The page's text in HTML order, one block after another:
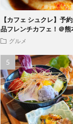
【カフェ シュクレ】予
品フレンチカフェ！＠熊
グルメ